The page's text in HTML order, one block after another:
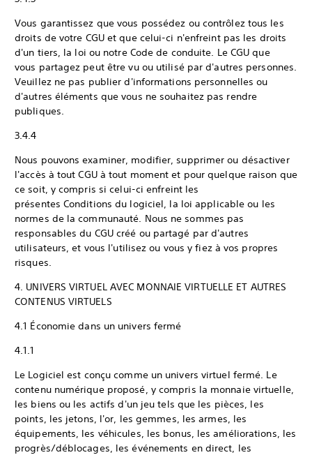
Vous garantissez que vous possédez ou contrôlez tous les
droits de votre CGU et que celui-ci n'enfreint pas les droits
d'un tiers, la loi ou notre Code de conduite. Le CGU que
vous partagez peut être vu ou utilisé par d'autres personnes.
Veuillez ne pas publier d'informations personnelles ou
d'autres éléments que vous ne souhaitez pas rendre
publiques.
3.4.4
Nous pouvons examiner, modifier, supprimer ou désactiver
l'accès à tout CGU à tout moment et pour quelque raison que
ce soit, y compris si celui-ci enfreint les
présentes Conditions du logiciel, la loi applicable ou les
normes de la communauté. Nous ne sommes pas
responsables du CGU créé ou partagé par d'autres
utilisateurs, et vous l'utilisez ou vous y fiez à vos propres
risques.
4. UNIVERS VIRTUEL AVEC MONNAIE VIRTUELLE ET AUTRES
CONTENUS VIRTUELS
4.1 Économie dans un univers fermé
4.1.1
Le Logiciel est conçu comme un univers virtuel fermé. Le
contenu numérique proposé, y compris la monnaie virtuelle,
les biens ou les actifs d'un jeu tels que les pièces, les
points, les jetons, l'or, les gemmes, les armes, les
équipements, les véhicules, les bonus, les améliorations, les
progrès/déblocages, les événements en direct, les